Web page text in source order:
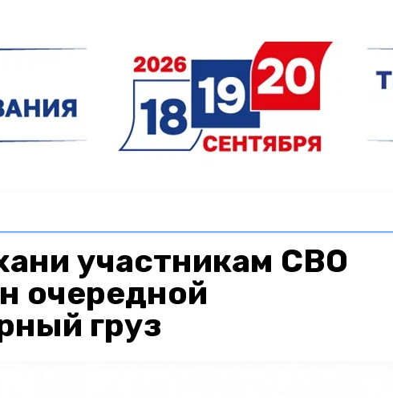
участникам СВО
очередной
груз